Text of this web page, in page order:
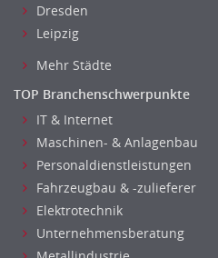
Dresden
Leipzig
Mehr Städte
TOP Branchenschwerpunkte
IT & Internet
Maschinen- & Anlagenbau
Personaldienstleistungen
Fahrzeugbau & -zulieferer
Elektrotechnik
Unternehmensberatung